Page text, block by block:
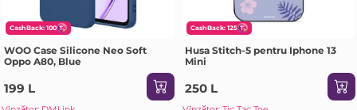
CashBack: 100
WOO Case Silicone Neo Soft
Oppo A80, Blue
199 L
CashBack: 125
Husa Stitch-5 pentru Iphone 13
Mini
250 L